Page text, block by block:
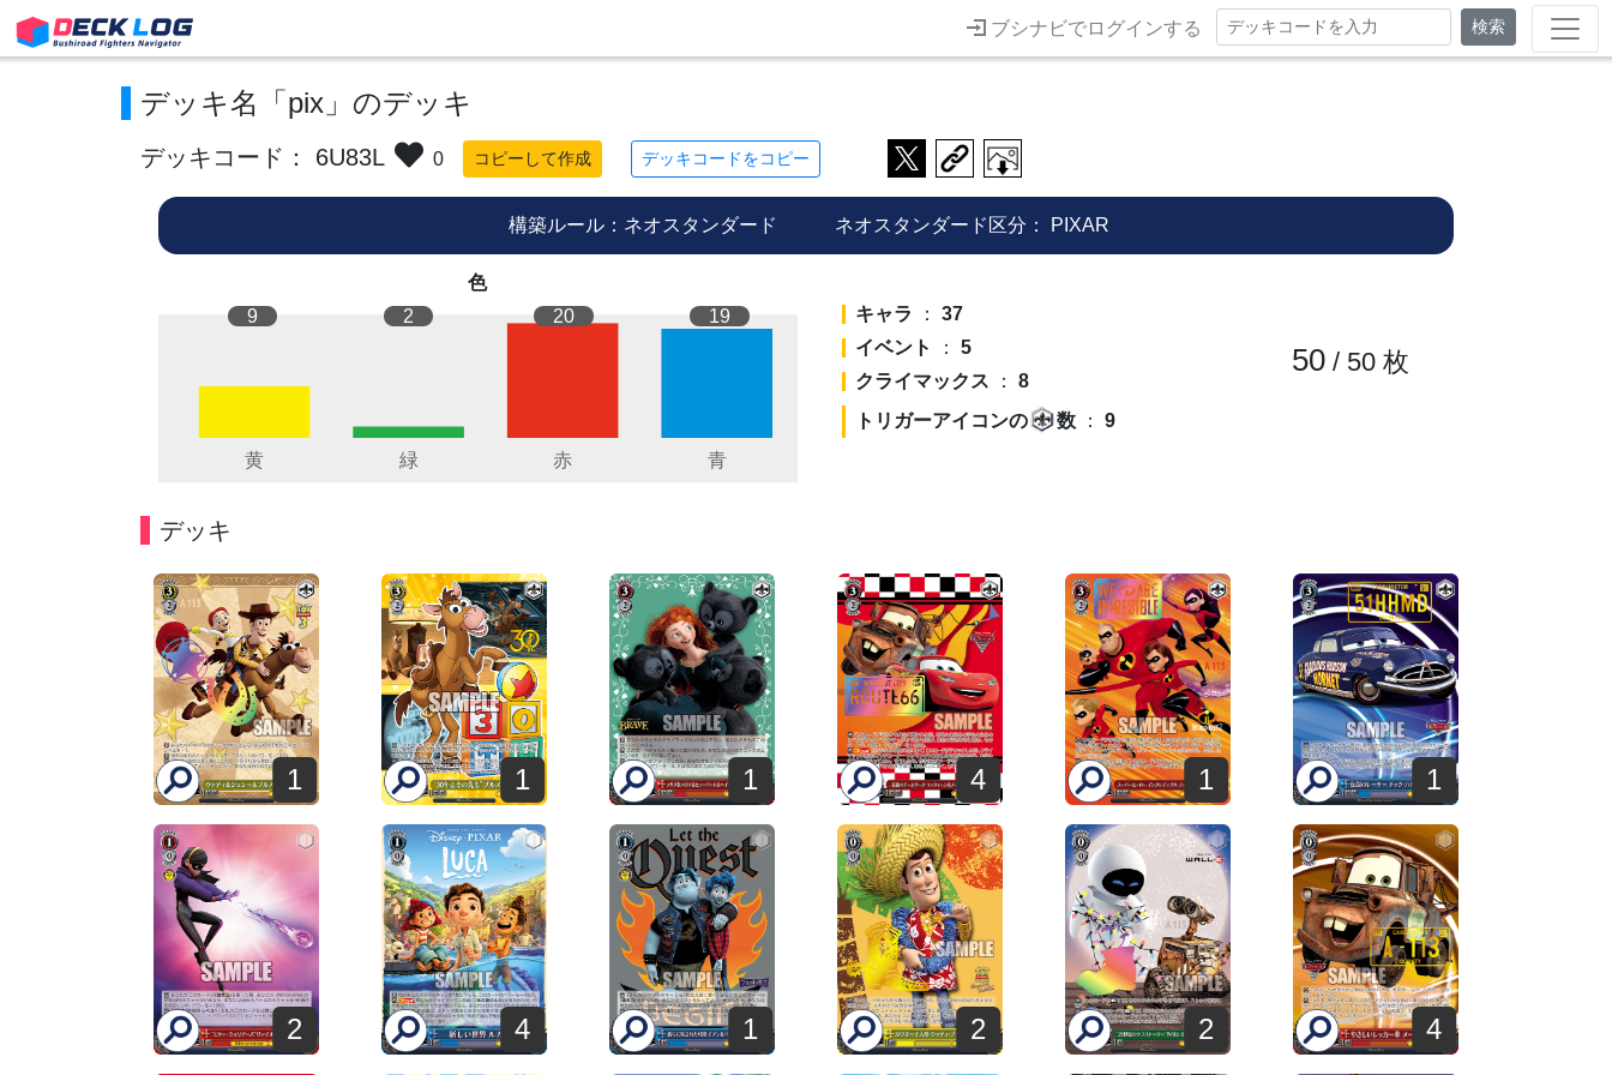
ブシナビでログインする 検索
デッキ名「pix」のデッキ
デッキコード： 6U83L 0 コピーして作成 デッキコードをコピー
構築ルール：ネオスタンダード ネオスタンダード区分： PIXAR
色
9
2 20 19 キャラ ： 37
イベント
： 5
クライマックス ： 8
トリガーアイコンの
数： 9
50/ 50枚
デッキ
1 1 1 4 1 1
2 4 1 2 2 4